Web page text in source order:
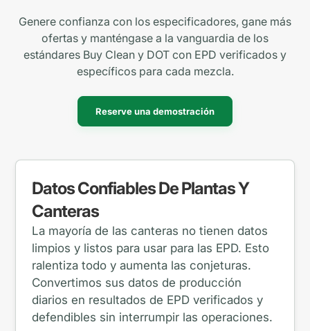
Genere confianza con los especificadores, gane más
ofertas y manténgase a la vanguardia de los
estándares Buy Clean y DOT con EPD verificados y
específicos para cada mezcla.
Reserve una demostración
Datos Confiables De Plantas Y
Canteras
La mayoría de las canteras no tienen datos
limpios y listos para usar para las EPD. Esto
ralentiza todo y aumenta las conjeturas.
Convertimos sus datos de producción
diarios en resultados de EPD verificados y
defendibles sin interrumpir las operaciones.